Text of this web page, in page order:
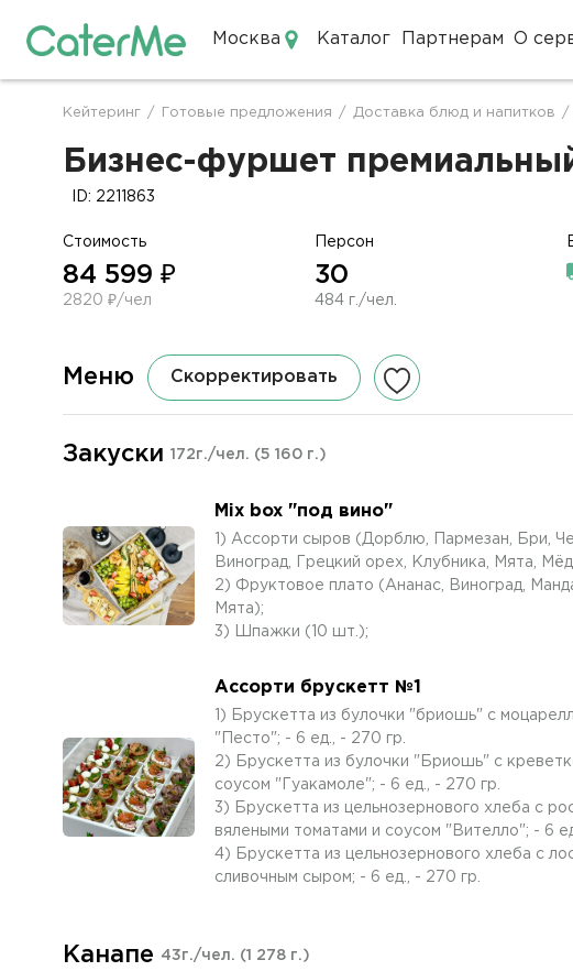
Москва Каталог Партнерам О
Строка
навигации
Кейтеринг / Готовые предложения / Доставка блюд и напитков /
Бизнес-фуршет
ID: 2211863
Стоимость
84 599 ₽
2820 ₽/чел
Персон
30
484 г./чел.
Меню Скорректировать
Закуски 172г./чел. (5 160 г.)
Mix box "под вино"
1) Ассорти сыров (Дорблю, Пармезан, Бри,
Виноград, Грецкий орех, Клубника, Мята,
2) Фруктовое плато (Ананас, Виноград,
Мята);
3) Шпажки (10 шт.);
Ассорти брускетт №1
1) Брускетта из булочки "бриошь" с
"Песто"; - 6 ед., - 270 гр.
2) Брускетта из булочки "Бриошь" с
соусом "Гуакамоле"; - 6 ед., - 270 гр.
3) Брускетта из цельнозернового хлеба с
вялеными томатами и соусом "Вителло"; - 6
4) Брускетта из цельнозернового хлеба с
сливочным сыром; - 6 ед., - 270 гр.
Канапе 43г./чел. (1 278 г.)